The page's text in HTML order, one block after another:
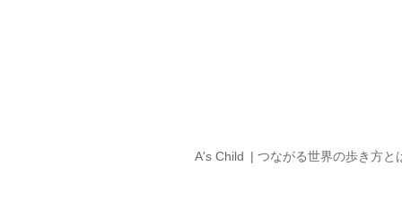
A's Child つながる世界の歩き方と